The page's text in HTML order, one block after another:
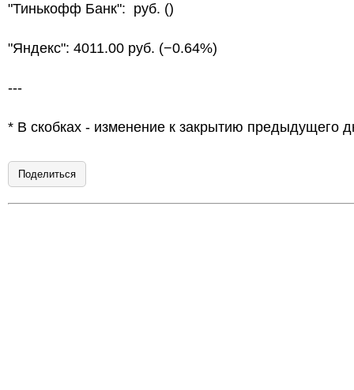
"Тинькофф Банк": руб. ()
"Яндекс": 4011.00 руб. (−0.64%)
---
* В скобках - изменение к закрытию предыдущего
Поделиться